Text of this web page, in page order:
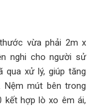
vừa phải 2m x
nghi cho người sử
qua xử lý, giúp tăng
Nệm mút bên trong
kết hợp lò xo êm ái,